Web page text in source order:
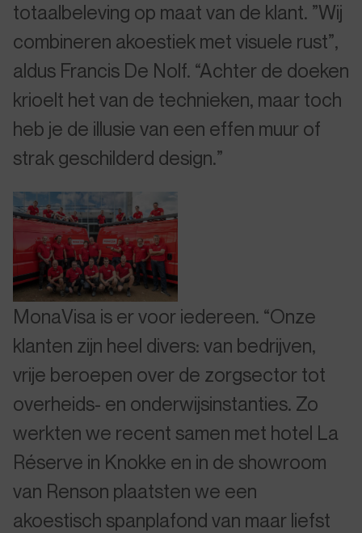
totaalbeleving op maat van de klant. ”Wij
combineren akoestiek met visuele rust”,
aldus Francis De Nolf. “Achter de doeken
krioelt het van de technieken, maar toch
heb je de illusie van een effen muur of
strak geschilderd design.”
MonaVisa is er voor iedereen. “Onze
klanten zijn heel divers: van bedrijven,
vrije beroepen over de zorgsector tot
overheids- en onderwijsinstanties. Zo
werkten we recent samen met hotel La
Réserve in Knokke en in de showroom
van Renson plaatsten we een
akoestisch spanplafond van maar liefst